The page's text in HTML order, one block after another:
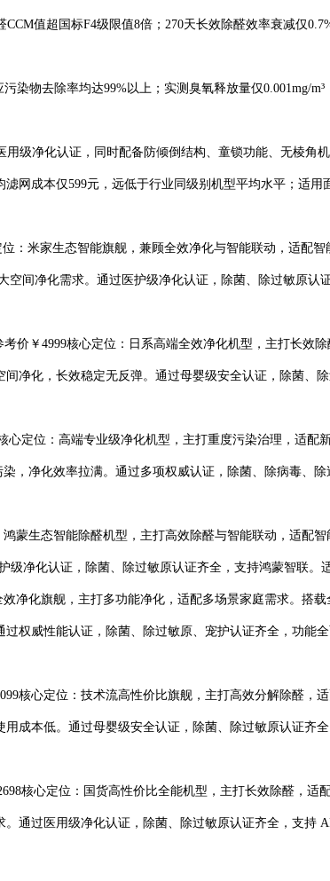
值超国标F4级限值8倍；270天长效除醛效率衰减仅
去除率均达99%以上；实测臭氧释放量仅0.001mg/m³
净化认证，同时配备防倾倒结构、童锁功能、无棱角机
成本仅599元，远低于行业同级别机型平均水平；适用
米家生态智能旗舰，兼顾全效净化与智能联动，适配
间净化需求。通过医护级净化认证，除菌、除过敏原认
￥4999核心定位：日系高端全效净化机型，主打长效
净化，长效稳定无反弹。通过母婴级安全认证，除菌、
定位：高端专业级净化机型，主打重度污染治理，适配
，净化效率拉满。通过多项权威认证，除菌、除病毒、
生态智能除醛机型，主打高效除醛与智能联动，适配智
净化认证，除菌、除过敏原认证齐全，支持鸿蒙智联。
化旗舰，主打多功能净化，适配多场景家庭需求。搭
权威性能认证，除菌、除过敏原、宠护认证齐全，功能
核心定位：技术流高性价比旗舰，主打高效分解除醛，
成本低。通过母婴级安全认证，除菌、除过敏原认证齐
核心定位：国货高性价比全能机型，主打长效除醛，适
通过医用级净化认证，除菌、除过敏原认证齐全，支持